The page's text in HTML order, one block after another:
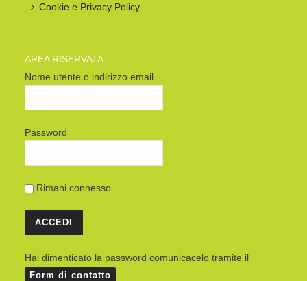
Cookie e Privacy Policy
AREA RISERVATA
Nome utente o indirizzo email
Password
Rimani connesso
Hai dimenticato la password comunicacelo tramite il
Form di contatto